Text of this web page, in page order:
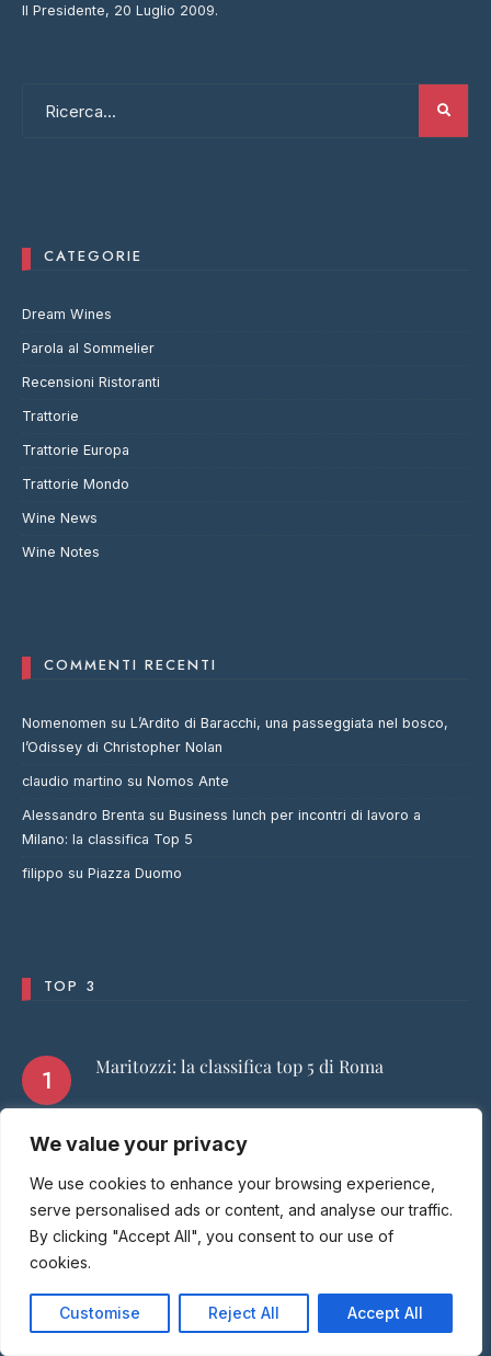
We value your privacy
We use cookies to enhance your browsing experience,
serve personalised ads or content, and analyse our traffic.
By clicking "Accept All", you consent to our use of
cookies.
Customise Reject All Accept All
Il Presidente, 20 Luglio 2009.
CATEGORIE
Dream Wines
Parola al Sommelier
Recensioni Ristoranti
Trattorie
Trattorie Europa
Trattorie Mondo
Wine News
Wine Notes
COMMENTI RECENTI
Nomenomen su L’Ardito di Baracchi, una passeggiata nel bosco,
l’Odissey di Christopher Nolan
claudio martino su Nomos Ante
Alessandro Brenta su Business lunch per incontri di lavoro a
Milano: la classifica Top 5
filippo su Piazza Duomo
TOP 3
Maritozzi: la classifica top 5 di Roma
Supplì: la classifica top 5 di Roma
La Bettolina